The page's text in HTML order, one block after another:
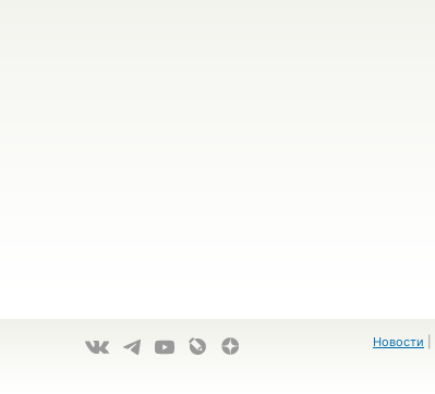
Новости